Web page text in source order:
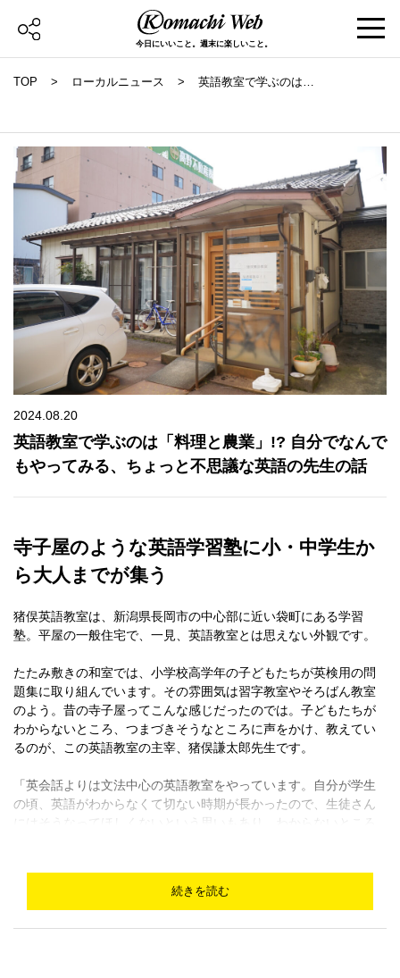
今日にいいこと。週末に楽しいこと。
TOP ローカルニュース
英語教室で学ぶのは
2024.08.20
英語教室で学ぶのは「料理と農業」!? 自分でなんで
もやってみる、ちょっと不思議な英語の先生の話
寺子屋のような英語学習塾に小・中学生か
ら大人までが集う
猪俣英語教室は、新潟県長岡市の中心部に近い袋町にある学習
塾。平屋の一般住宅で、一見、英語教室とは思えない外観です。
たたみ敷きの和室では、小学校高学年の子どもたちが英検用の問
題集に取り組んでいます。その雰囲気は習字教室やそろばん教室
のよう。昔の寺子屋ってこんな感じだったのでは。子どもたちが
わからないところ、つまづきそうなところに声をかけ、教えてい
るのが、この英語教室の主宰、猪俣謙太郎先生です。
「英会話よりは文法中心の英語教室をやっています。自分が学生
の頃、英語がわからなくて切ない時期が長かったので、生徒さん
にはそうなってほしくないという思いもあり、わからないところ
穏やかな口調で、一人一人により添って英語を教える猪俣先生。
続きを読む